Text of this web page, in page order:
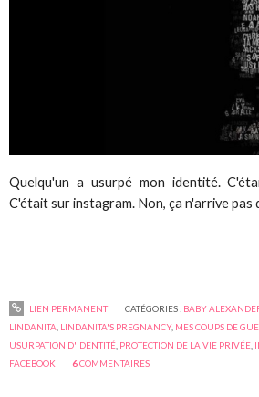
Quelqu'un a usurpé mon identité.
C'était sur instagram. Non, ça n'arrive pas
LIEN PERMANENT CATÉGORIES : BABY
LINDANITA LINDANITA'S PREGNANCY, MES COUPS DE
USURPATION D'IDENTITÉ PROTECTION DE LA VIE PRIVÉE
FACEBOOK
6COMMENTAIRES